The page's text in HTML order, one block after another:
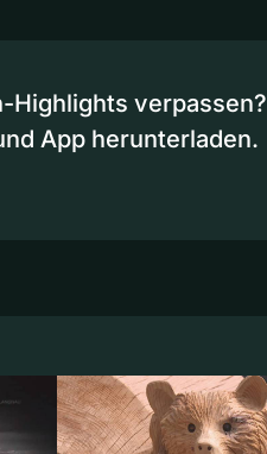
Highlights verpassen?
App herunterladen.